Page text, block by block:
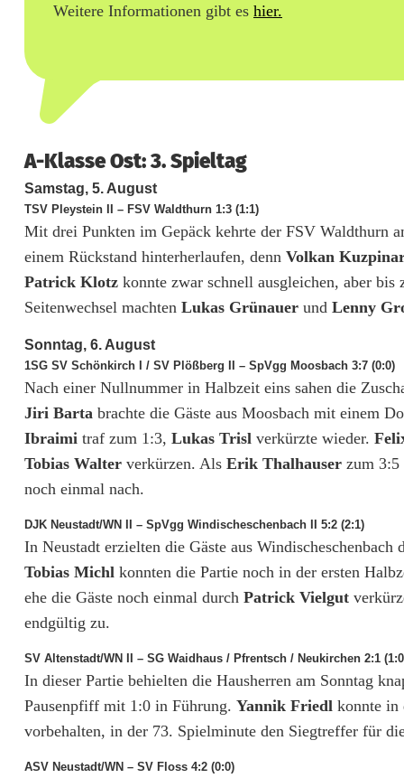
Weitere Informationen gibt es hier.
A-Klasse Ost: 3. Spieltag
Samstag, 5. August
TSV Pleystein II – FSV Waldthurn 1:3 (1:1)
Mit drei Punkten im Gepäck kehrte der FSV Waldthurn
einem Rückstand hinterherlaufen, denn Volkan
Patrick Klotz konnte zwar schnell ausgleichen, aber bis
Seitenwechsel machten Lukas Grünauer und Lenny
Sonntag, 6. August
1SG SV Schönkirch I / SV Plößberg II – SpVgg Moosbach 3:7 (0:0)
Nach einer Nullnummer in Halbzeit eins sahen die
Jiri Barta brachte die Gäste aus Moosbach mit einem
Ibraimi traf zum 1:3, Lukas Trisl verkürzte wieder.
Tobias Walter verkürzen. Als Erik Thalhauser zum 3:5
noch einmal nach.
DJK Neustadt/WN II – SpVgg Windischeschenbach II 5:2 (2:1)
In Neustadt erzielten die Gäste aus Windischeschenbach
Tobias Michl konnten die Partie noch in der ersten
ehe die Gäste noch einmal durch Patrick Vielgut
endgültig zu.
SV Altenstadt/WN II – SG Waidhaus / Pfrentsch / Neukirchen 2:1
In dieser Partie behielten die Hausherren am Sonntag
Pausenpfiff mit 1:0 in Führung. Yannik Friedl konnte in
vorbehalten, in der 73. Spielminute den Siegtreffer für
ASV Neustadt/WN – SV Floss 4:2 (0:0)